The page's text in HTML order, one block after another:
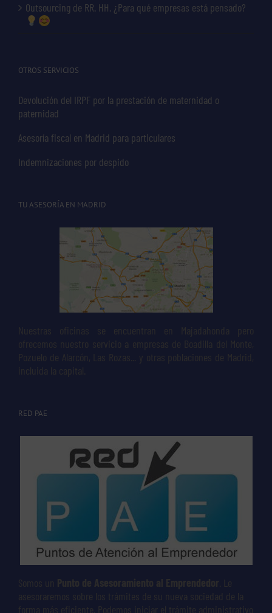
Outsourcing de RR. HH. ¿Para qué empresas está pensado?
OTROS SERVICIOS
Devolución del IRPF por la prestación de maternidad o
paternidad
Asesoría fiscal en Madrid para particulares
Indemnizaciones por despido
TU ASESORÍA EN MADRID
Nuestras oficinas se encuentran en Majadahonda pero
ofrecemos nuestro servicio a empresas de Boadilla del Monte,
Pozuelo de Alarcón, Las Rozas... y otras poblaciones de Madrid,
incluida la capital.
RED PAE
Somos un Punto de Asesoramiento al Emprendedor . Le
asesoraremos sobre los trámites de su nueva sociedad de la
forma más eficiente. Podemos iniciar el trámite administrativo